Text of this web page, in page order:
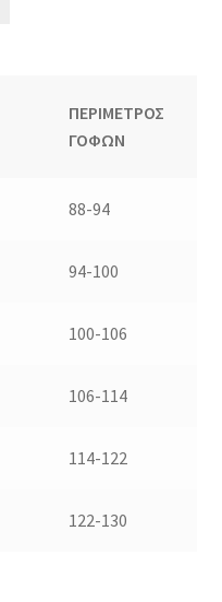
ΠΕΡΙΜΕΤΡΟΣ
ΓΟΦΩΝ
88-94
94-100
100-106
106-114
114-122
122-130